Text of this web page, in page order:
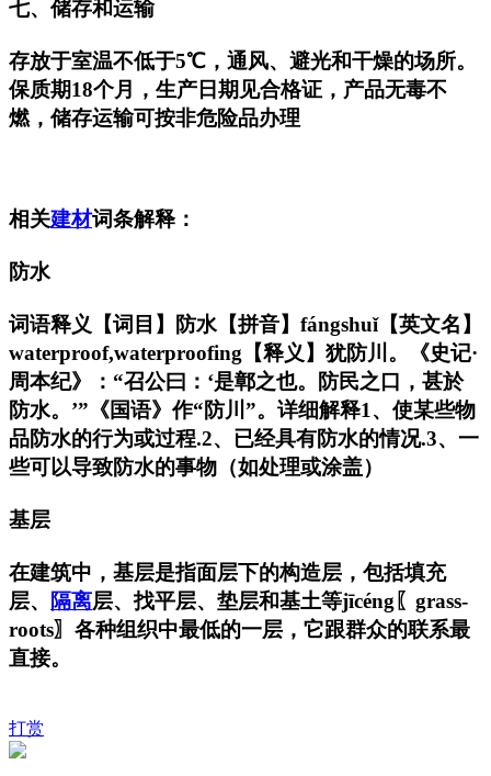
七、储存和运输
存放于室温不低于5℃，通风、避光和干燥的场所。
保质期18个月，生产日期见合格证，产品无毒不
燃，储存运输可按非危险品办理
相关建材词条解释：
防水
词语释义【词目】防水【拼音】fángshuǐ【英文名】
waterproof,waterproofing【释义】犹防川。《史记·
周本纪》：“召公曰：‘是鄣之也。防民之口，甚於
防水。’”《国语》作“防川”。详细解释1、使某些物
品防水的行为或过程.2、已经具有防水的情况.3、一
些可以导致防水的事物（如处理或涂盖）
基层
在建筑中，基层是指面层下的构造层，包括填充
层、
隔离层、找平层、垫层和基土等jīcéng〖grass-
roots〗各种组织中最低的一层，它跟群众的联系最
直接。
打赏